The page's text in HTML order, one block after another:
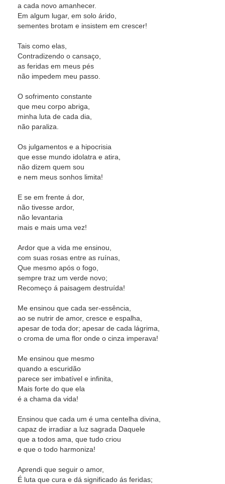
a cada novo amanhecer.
Em algum lugar, em solo árido,
sementes brotam e insistem em crescer!
Tais como elas,
Contradizendo o cansaço,
as feridas em meus pés
não impedem meu passo.
O sofrimento constante
que meu corpo abriga,
minha luta de cada dia,
não paraliza.
Os julgamentos e a hipocrisia
que esse mundo idolatra e atira,
não dizem quem sou
e nem meus sonhos limita!
E se em frente á dor,
não tivesse ardor,
não levantaria
mais e mais uma vez!
Ardor que a vida me ensinou,
com suas rosas entre as ruínas,
Que mesmo após o fogo,
sempre traz um verde novo;
Recomeço á paisagem destruída!
Me ensinou que cada ser-essência,
ao se nutrir de amor, cresce e espalha,
apesar de toda dor; apesar de cada lágrima,
o croma de uma flor onde o cinza imperava!
Me ensinou que mesmo
quando a escuridão
parece ser imbatível e infinita,
Mais forte do que ela
é a chama da vida!
Ensinou que cada um é uma centelha divina,
capaz de irradiar a luz sagrada Daquele
que a todos ama, que tudo criou
e que o todo harmoniza!
Aprendi que seguir o amor,
É luta que cura e dá significado ás feridas;